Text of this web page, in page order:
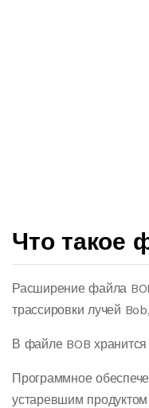
Что такое
Расширение файла
трассировки лучей
В файле BOB
Программное
устаревшим